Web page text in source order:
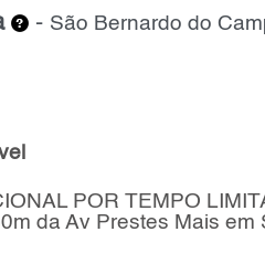
- São Bernardo do
POR TEMPO
da Av Prestes Mais em